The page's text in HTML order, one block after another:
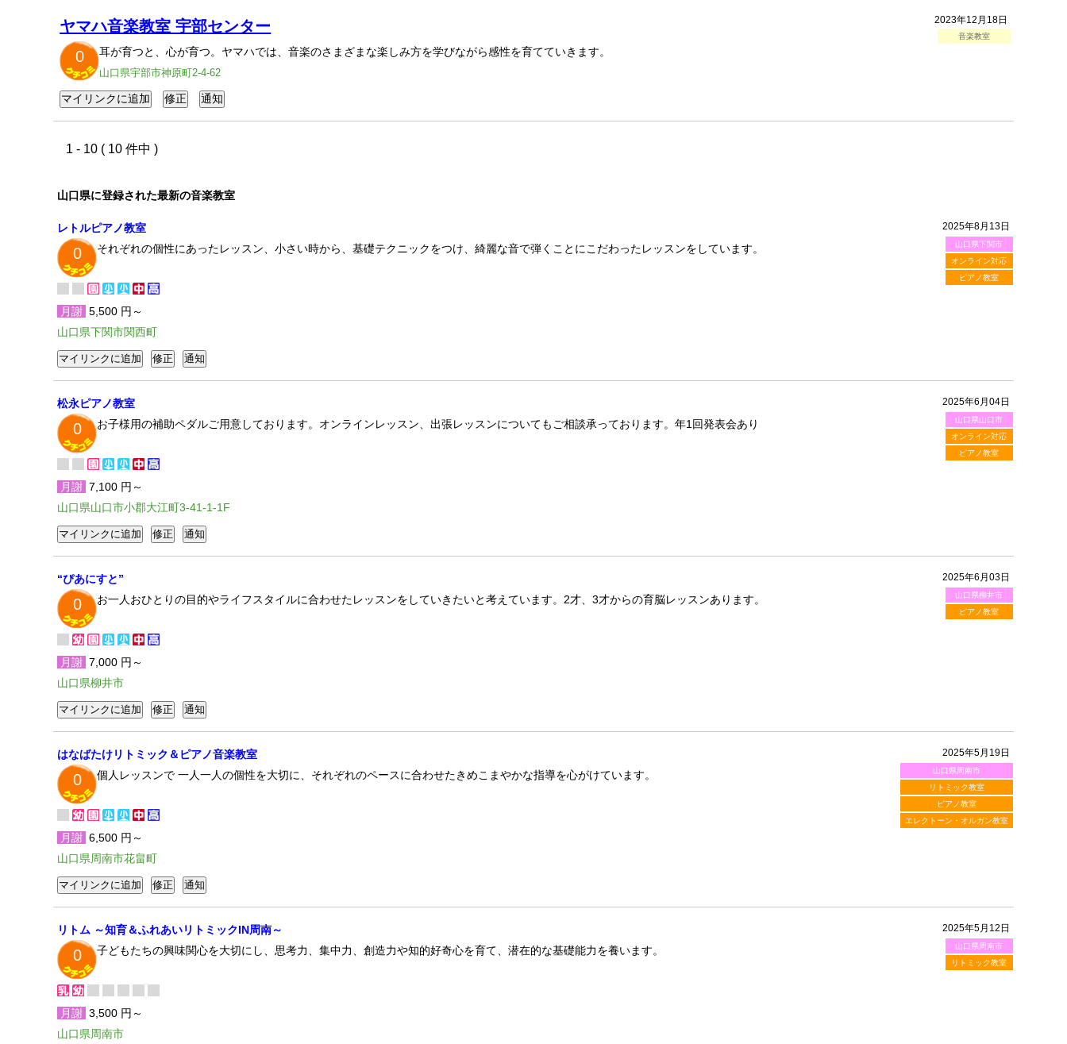
2023年12月18日
音楽教室
ヤマハ音楽教室 宇部センター
0
耳が育つと、心が育つ。ヤマハでは、音楽のさまざまな楽しみ方を学びながら感性を育てていきます。
山口県宇部市神原町2-4-62
1 - 10 ( 10 件中 )
山口県に登録された最新の音楽教室
2025年8月13日
山口県下関市
オンライン対応
ピアノ教室
レトルピアノ教室
0 それぞれの個性にあったレッスン、小さい時から、基礎テクニックをつけ、綺麗な音で弾くことにこだわったレッスンをしています。
月謝 5,500 円～
山口県下関市関西町
2025年6月04日
山口県山口市
オンライン対応
ピアノ教室
松永ピアノ教室
0 お子様用の補助ペダルご用意しております。オンラインレッスン、出張レッスンについてもご相談承っております。年1回発表会あり
月謝 7,100 円～
山口県山口市小郡大江町3-41-1-1F
2025年6月03日
山口県柳井市
ピアノ教室
“ぴあにすと”
0 お一人おひとりの目的やライフスタイルに合わせたレッスンをしていきたいと考えています。2才、3才からの育脳レッスンあります。
月謝 7,000 円～
山口県柳井市
2025年5月19日
山口県周南市
リトミック教室
ピアノ教室
エレクトーン・オルガン教室
はなばたけリトミック＆ピアノ音楽教室
0 個人レッスンで 一人一人の個性を大切に、それぞれのペースに合わせたきめこまやかな指導を心がけています。
月謝 6,500 円～
山口県周南市花畠町
2025年5月12日
山口県周南市
リトミック教室
リトム ～知育＆ふれあいリトミックIN周南～
0 子どもたちの興味関心を大切にし、思考力、集中力、創造力や知的好奇心を育て、潜在的な基礎能力を養います。
月謝 3,500 円～
山口県周南市